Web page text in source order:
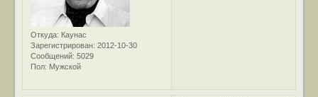
Откуда: Каунас
Зарегистрирован: 2012-10-30
Сообщений: 5029
Пол: Мужской